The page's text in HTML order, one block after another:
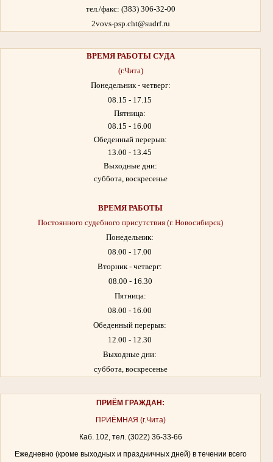
тел./факс: (383) 306-32-00
2vovs-psp.cht@sudrf.ru
ВРЕМЯ РАБОТЫСУДА
(г.Чита)
Понедельник - четверг:
08.15 - 17.15
Пятница:
08.15 - 16.00
Обеденный перерыв:
13.00 - 13.45
Выходные дни:
суббота, воскресенье
ВРЕМЯ РАБОТЫ
Постоянного судебного присутствия (г. Новосибирск)
Понедельник:
08.00 - 17.00
Вторник - четверг:
08.00 - 16.30
Пятница:
08.00 - 16.00
Обеденный перерыв:
12.00 - 12.30
Выходные дни:
суббота, воскресенье
ПРИЁМ ГРАЖДАН:
ПРИЁМНАЯ (г.Чита)
Каб. 102, тел. (3022) 36-33-66
Ежедневно (кроме выходных и праздничных дней) в течении всего